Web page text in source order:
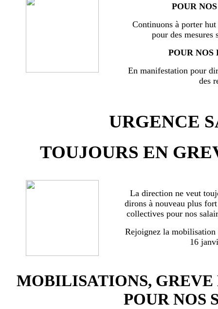
POUR
Continuons à porter
pour des mesures
POUR NOS
En manifestation pour
des
URGENCE
TOUJOURS EN
La direction ne veut
dirons à nouveau plus
collectives pour nos
Rejoignez la mobilisation
16
MOBILISATIONS,
POUR NOS